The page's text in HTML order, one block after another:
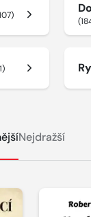
Nejdražší